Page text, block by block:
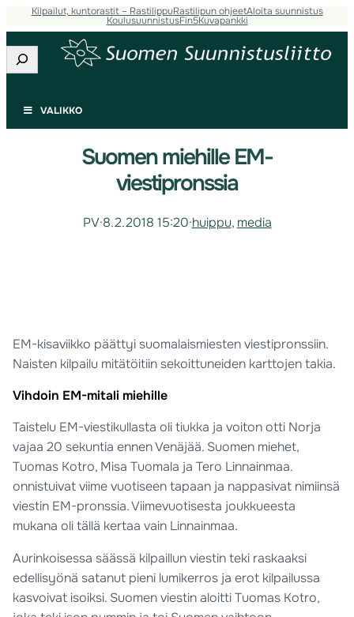
Kilpailut, kuntorastit – RastilippuRastilipun ohjeetAloita suunnistus
KoulusuunnistusFin5Kuvapankki
Etsi
VALIKKO
Suomen miehille EM-
viestipronssia
PV·8.2.2018 15:20·huippu, media
EM-kisaviikko päättyi suomalaismiesten viestipronssiin.
Naisten kilpailu mitätöitiin sekoittuneiden karttojen takia.
Vihdoin EM-mitali miehille
Taistelu EM-viestikullasta oli tiukka ja voiton otti Norja
vajaa 20 sekuntia ennen Venäjää. Suomen miehet,
Tuomas Kotro, Misa Tuomala ja Tero Linnainmaa.
onnistuivat viime vuotiseen tapaan ja nappasivat nimiinsä
viestin EM-pronssia. Viimevuotisesta joukkueesta
mukana oli tällä kertaa vain Linnainmaa.
Aurinkoisessa säässä kilpaillun viestin teki raskaaksi
edellisyönä satanut pieni lumikerros ja erot kilpailussa
kasvoivat isoiksi. Suomen viestin aloitti Tuomas Kotro,